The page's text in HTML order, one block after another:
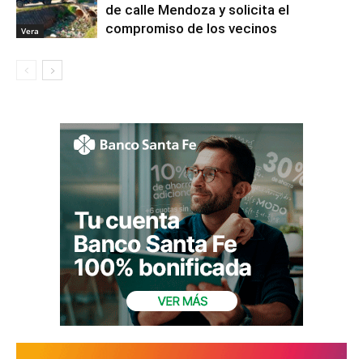
Vera
de calle Mendoza y solicita el
compromiso de los vecinos